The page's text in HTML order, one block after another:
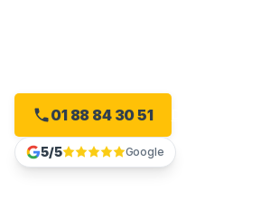
01 88 84 30 51
5/5 Google